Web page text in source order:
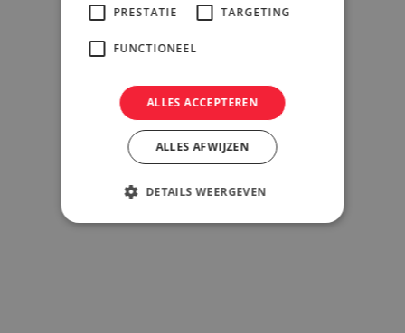
PRESTATIE TARGETING
FUNCTIONEEL
ALLES ACCEPTEREN
ALLES AFWIJZEN
DETAILS WEERGEVEN